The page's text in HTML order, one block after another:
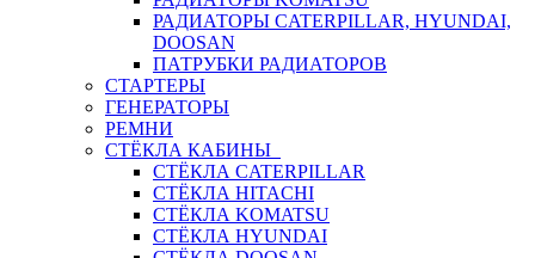
РАДИАТОРЫ CATERPILLAR, HYUNDAI,
DOOSAN
ПАТРУБКИ РАДИАТОРОВ
СТАРТЕРЫ
ГЕНЕРАТОРЫ
РЕМНИ
СТЁКЛА КАБИНЫ
СТЁКЛА CATERPILLAR
СТЁКЛА HITACHI
СТЁКЛА KOMATSU
СТЁКЛА HYUNDAI